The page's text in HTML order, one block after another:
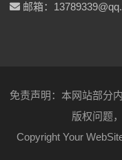
邮箱：
免责声明：本网站部分
版权问题
Copyright Your